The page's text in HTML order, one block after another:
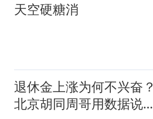
天空硬糖消
退休金上涨为何不兴奋？
北京胡同周哥用数据说